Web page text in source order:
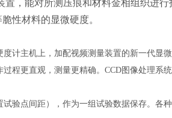
置，能对所测压痕和材料金相组织进
性材料的显微硬度。
计主机上，加配视频测量装置的新一代显
程更直观，测量更精确。CCD图像处理系
验点间距），作为一组试验数据保存。各种